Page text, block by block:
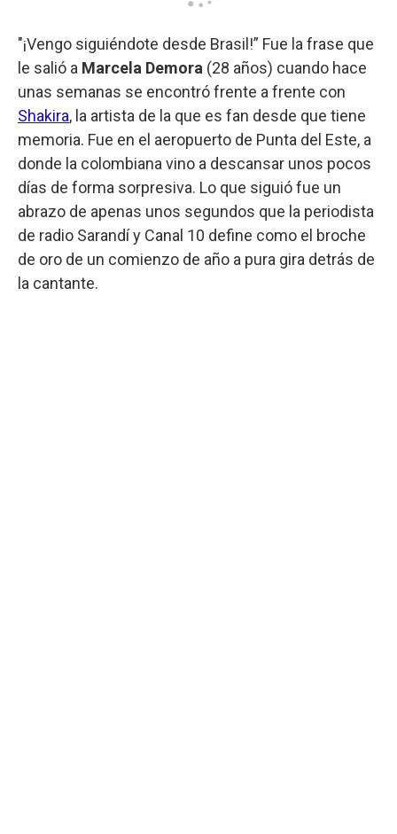
"¡Vengo siguiéndote desde Brasil!” Fue la frase que
le salió a Marcela Demora (28 años) cuando hace
unas semanas se encontró frente a frente con
Shakira, la artista de la que es fan desde que tiene
memoria. Fue en el aeropuerto de Punta del Este, a
donde la colombiana vino a descansar unos pocos
días de forma sorpresiva. Lo que siguió fue un
abrazo de apenas unos segundos que la periodista
de radio Sarandí y Canal 10 define como el broche
de oro de un comienzo de año a pura gira detrás de
la cantante.